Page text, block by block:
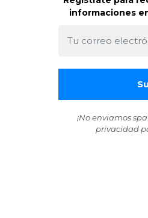
informaciones
¡No enviamos
privacidad